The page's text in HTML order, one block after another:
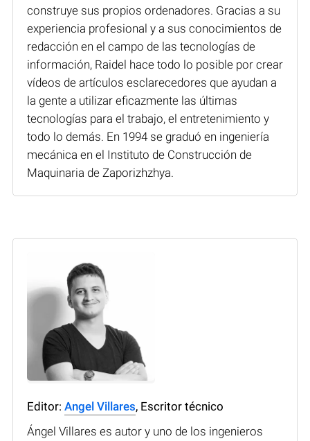
construye sus propios ordenadores. Gracias a su
experiencia profesional y a sus conocimientos de
redacción en el campo de las tecnologías de
información, Raidel hace todo lo posible por crear
vídeos de artículos esclarecedores que ayudan a
la gente a utilizar eficazmente las últimas
tecnologías para el trabajo, el entretenimiento y
todo lo demás. En 1994 se graduó en ingeniería
mecánica en el Instituto de Construcción de
Maquinaria de Zaporizhzhya.
Editor: Angel Villares, Escritor técnico
Ángel Villares es autor y uno de los ingenieros